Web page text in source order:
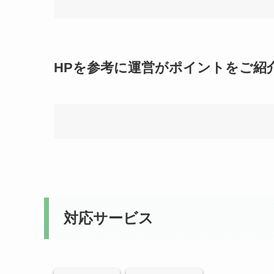
HPを参考に運営がポイントをご紹
対応サービス